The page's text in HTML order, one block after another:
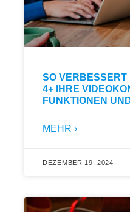
SO VERBESSERT
4+ IHRE
FUNKTIONEN
MEHR ›
DEZEMBER 19, 2024